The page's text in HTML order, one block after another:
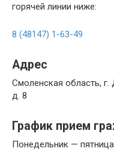
горячей линии ниже:
8 (48147) 1-63-49
Адрес
Смоленская область,
д. 8
График прием
Понедельник —